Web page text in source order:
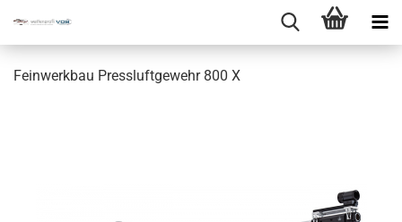
Feinwerkbau Pressluftgewehr 800 X